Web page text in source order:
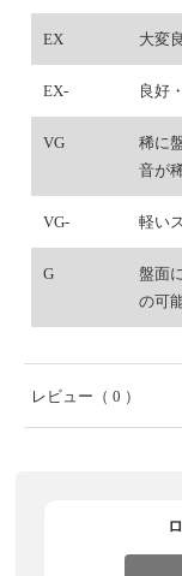
EX 大変
EX- 良好
VG
稀に
音が
VG- 軽い
G
盤面
の可
レビュー （ 0 ）